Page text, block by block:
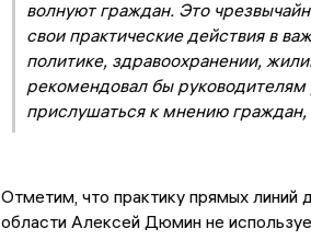
волнуют граждан. Это
свои практические действия в
политике, здравоохранении,
рекомендовал бы
прислушаться к мнению граждан,
Отметим, что практику прямых линий
области Алексей Дюмин не